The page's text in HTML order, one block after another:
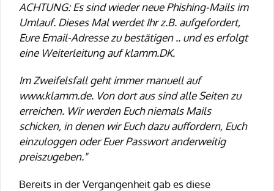
ACHTUNG: Es sind wieder neue Phishing-Mails im
Umlauf. Dieses Mal werdet Ihr z.B. aufgefordert,
Eure Email-Adresse zu bestätigen .. und es erfolgt
eine Weiterleitung auf klamm.DK.
Im Zweifelsfall geht immer manuell auf
www.klamm.de. Von dort aus sind alle Seiten zu
erreichen. Wir werden Euch niemals Mails
schicken, in denen wir Euch dazu auffordern, Euch
einzuloggen oder Euer Passwort anderweitig
preiszugeben."
Bereits in der Vergangenheit gab es diese